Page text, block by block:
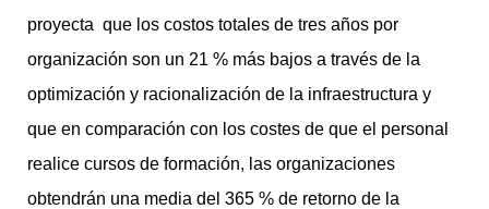
proyecta que los costos totales de tres años por
organización son un 21 % más bajos a través de la
optimización y racionalización de la infraestructura y
que en comparación con los costes de que el personal
realice cursos de formación, las organizaciones
obtendrán una media del 365 % de retorno de la